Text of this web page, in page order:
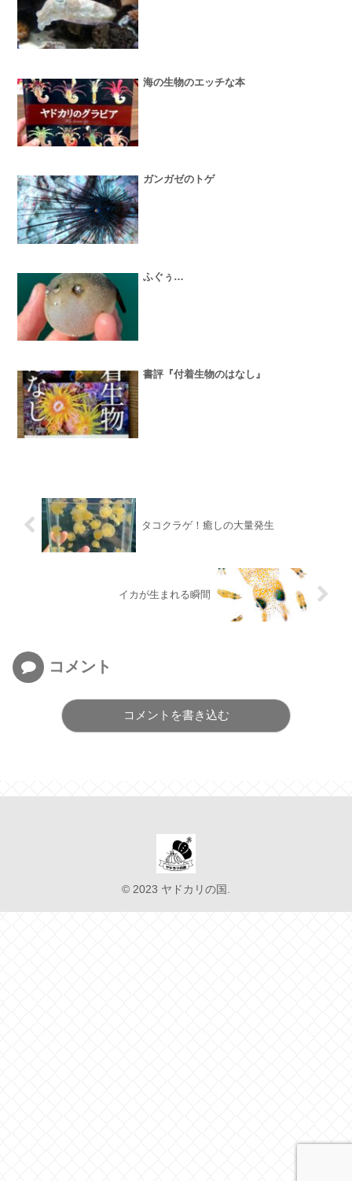
海の生物のエッチな本
ガンガゼのトゲ
ふぐぅ…
書評『付着生物のはなし』
タコクラゲ！癒しの大量発生
イカが生まれる瞬間
コメント
コメントを書き込む
© 2023 ヤドカリの国.